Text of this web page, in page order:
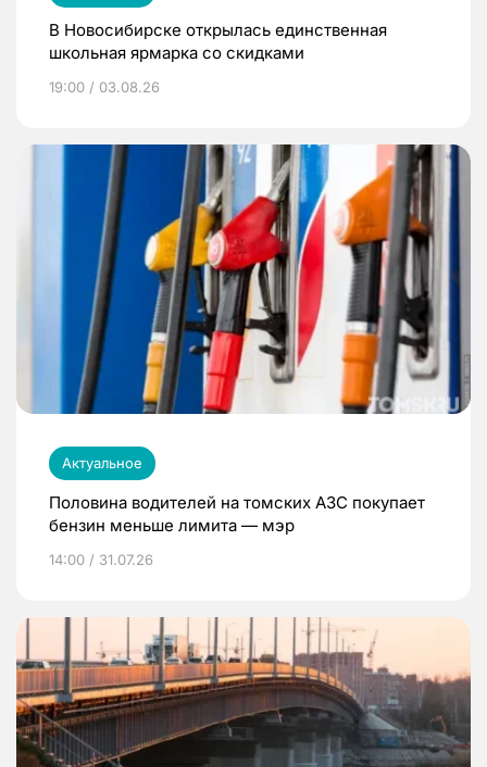
В Новосибирске открылась единственная
школьная ярмарка со скидками
19:00 / 03.08.26
Актуальное
Половина водителей на томских АЗС покупает
бензин меньше лимита — мэр
14:00 / 31.07.26